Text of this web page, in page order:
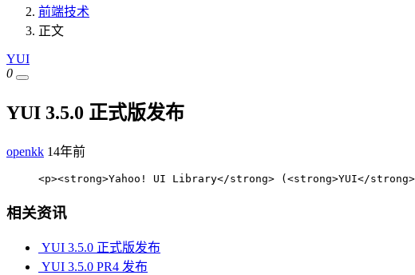
前端技术
正文
YUI
0
YUI 3.5.0 正式版发布
openkk 14年前
<p><strong>Yahoo! UI Library</strong> (<strong>YUI</
相关资讯
YUI 3.5.0 正式版发布
YUI 3.5.0 PR4 发布